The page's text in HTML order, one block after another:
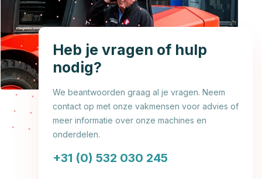
Heb je vragen of hulp
nodig?
We beantwoorden graag al je vragen. Neem
contact op met onze vakmensen voor advies of
meer informatie over onze machines en
onderdelen.
+31 (0) 532 030 245